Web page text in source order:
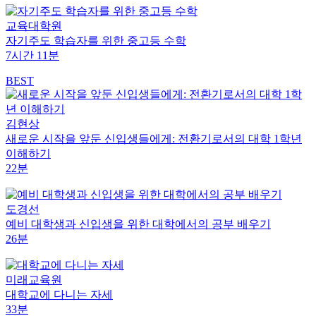
교육대학원
자기주도 학습자를 위한 중고등 수학
7시간 11분
BEST
김현상
새로운 시작을 앞둔 신입생들에게: 전환기로서의 대학 1학년
이해하기
22분
도경선
예비 대학생과 신입생을 위한 대학에서의 공부 배우기
26분
미래교육원
대학교에 다니는 자세
33분